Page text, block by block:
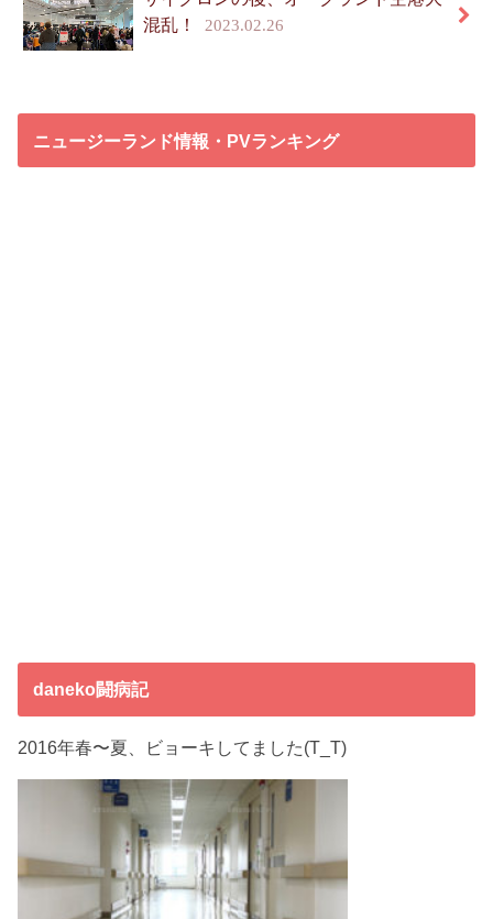
混乱！
2023.02.26
ニュージーランド情報・PVランキング
daneko闘病記
2016年春〜夏、ビョーキしてました(T_T)